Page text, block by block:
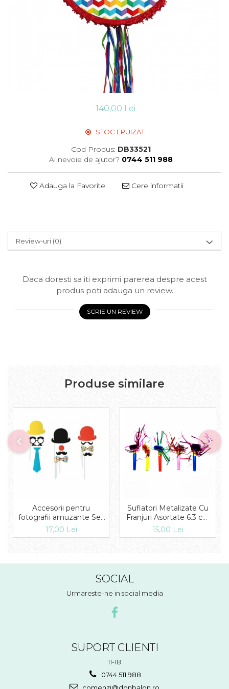
Farfurii,pahare & servetele
Baloane Ocazii Speciale140,00 Lei
STOC EPUIZAT
Cod Produs: DB33521
Ai nevoie de ajutor? 0744 511 988
Adauga la Favorite Cere informatii
Review-uri (0)
Daca doresti sa iti exprimi parerea despre acest
produs poti adauga un review.
SCRIE UN REVIEW
Produse similare
Accesorii pentru
fotografii amuzante Set
4 buc DB181064
17,00 Lei
Suflatori Metalizate Cu
Franjuri Asortate 6.3 cm
set 8 buc
DB.SMFIT.S.FOLIE.FR
15,00 Lei
SOCIAL
Urmareste-ne in social media
SUPORT CLIENTI
11-18
0744 511 988